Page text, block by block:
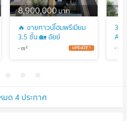
ด 4 ประกาศ
8,900,000บาท
🔥 ขายทาวน์โฮมพรีเมียม
3.5 ชั้น 🏡 อัยย์
ราชพฤกษ์ | AI
-m2
3
AI
-m